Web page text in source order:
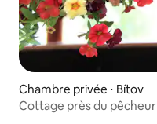
Chambre privée ⋅ Bítov
Cottage près du pêcheur